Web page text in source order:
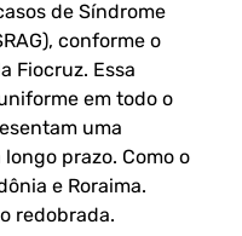
de Síndrome
conforme o
Fiocruz. Essa
em todo o
uma
prazo. Como o
e Roraima.
redobrada.